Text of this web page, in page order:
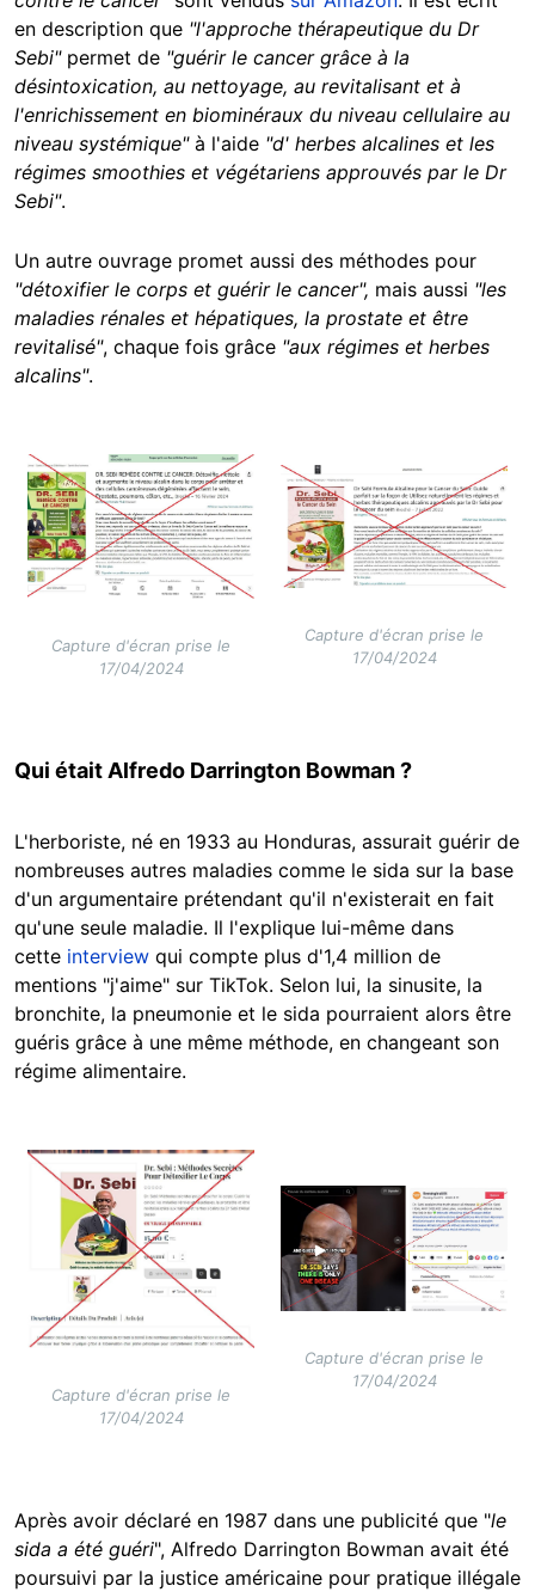
en description que "l'approche thérapeutique du Dr
Sebi" permet de "guérir le cancer grâce à la
désintoxication, au nettoyage, au revitalisant et à
l'enrichissement en biominéraux du niveau cellulaire au
niveau systémique" à l'aide "d' herbes alcalines et les
régimes smoothies et végétariens approuvés par le Dr
Sebi".
Un autre ouvrage promet aussi des méthodes pour
"détoxifier le corps et guérir le cancer", mais aussi "les
maladies rénales et hépatiques, la prostate et être
revitalisé", chaque fois grâce "aux régimes et herbes
alcalins".
Image
Capture d'écran prise le
17/04/2024
Image
Capture d'écran prise le
17/04/2024
Qui était Alfredo Darrington Bowman ?
L'herboriste, né en 1933 au Honduras, assurait guérir de
nombreuses autres maladies comme le sida sur la base
d'un argumentaire prétendant qu'il n'existerait en fait
qu'une seule maladie. Il l'explique lui-même dans
cette interview qui compte plus d'1,4 million de
mentions "j'aime" sur TikTok. Selon lui, la sinusite, la
bronchite, la pneumonie et le sida pourraient alors être
guéris grâce à une même méthode, en changeant son
régime alimentaire.
Image
Capture d'écran prise le
17/04/2024
Image
Capture d'écran prise le
17/04/2024
Après avoir déclaré en 1987 dans une publicité que "le
sida a été guéri", Alfredo Darrington Bowman avait été
poursuivi par la justice américaine pour pratique illégale